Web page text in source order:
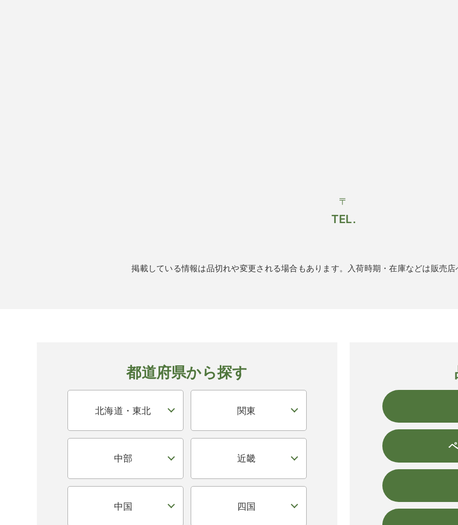
〒
TEL.
掲載している情報は品切れや変更される場合もあります。入荷時期・在庫などは販売店
都道府県から探す
北海道・東北 関東
中部 近畿
中国 四国